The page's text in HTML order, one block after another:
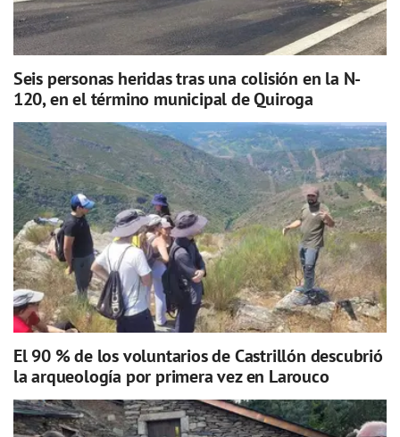
Seis personas heridas tras una colisión en la N-
120, en el término municipal de Quiroga
El 90 % de los voluntarios de Castrillón descubrió
la arqueología por primera vez en Larouco